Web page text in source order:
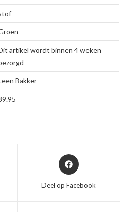
artikel wordt binnen 4 weken
Bakker
Opent
in
nieuw
Deel op Facebook